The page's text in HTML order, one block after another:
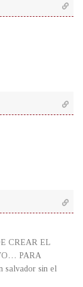
CREAR EL
PARA
salvador sin el